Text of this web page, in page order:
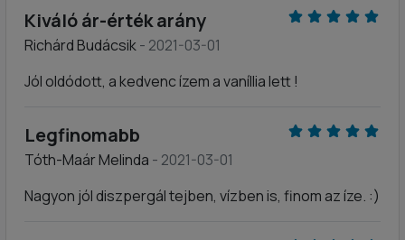
Kiváló ár-érték arány
Richárd Budácsik- 2021-03-01
Jól oldódott, a kedvenc ízem a vaníllia lett !
Legfinomabb
Tóth-Maár Melinda - 2021-03-01
Nagyon jól diszpergál tejben, vízben is, finom az íze. :)